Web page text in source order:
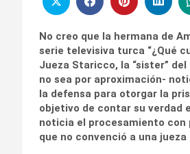
No creo que la hermana de
serie televisiva turca “¿Qué
Jueza Staricco, la “sister”
no sea por aproximación-
la defensa para otorgar la
objetivo de contar su verdad
noticia el procesamiento con
que no convenció a una